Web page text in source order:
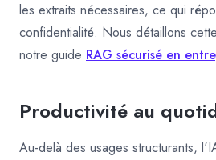
les extraits nécessaires, ce qui
confidentialité. Nous détaillons
notre guide RAG sécurisé en
Productivité au
Au-delà des usages structurants,